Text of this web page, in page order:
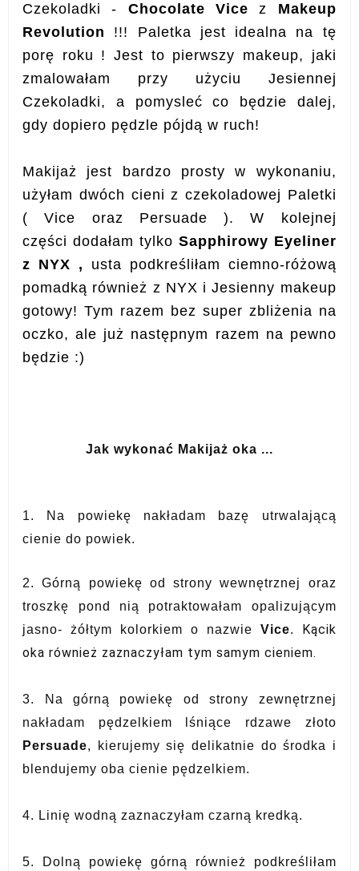
Czekoladki - Chocolate Vice z Makeup
Revolution
!!! Paletka jest idealna na tę
porę roku ! Jest to pierwszy makeup, jaki
zmalowałam przy użyciu Jesiennej
Czekoladki, a pomysleć co będzie dalej,
gdy dopiero pędzle pójdą w ruch!
Makijaż jest bardzo prosty w wykonaniu,
użyłam dwóch cieni z czekoladowej Paletki
( Vice oraz Persuade ).
W kolejnej
części dodałam tylko Sapphirowy Eyeliner
z NYX , usta podkreśliłam ciemno-różową
pomadką również z NYX i Jesienny makeup
gotowy! Tym razem bez super zbliżenia na
oczko, ale już następnym razem na pewno
będzie :)
Jak wykonać Makijaż oka ...
1. Na powiekę nakładam bazę utrwalającą
cienie do powiek.
2. Górną powiekę od strony wewnętrznej oraz
troszkę pond nią potraktowałam opalizującym
jasno- żółtym kolorkiem o nazwie Vice.
Kącik
oka również zaznaczyłam tym samym cieniem.
3. Na górną powiekę od strony zewnętrznej
nakładam pędzelkiem lśniące rdzawe złoto
Persuade, kierujemy się delikatnie do środka i
blendujemy oba cienie pędzelkiem.
4. Linię wodną zaznaczyłam czarną kredką.
5. Dolną powiekę górną również podkreśliłam